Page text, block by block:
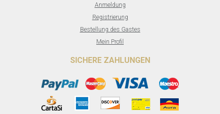
Anmeldung
Registrierung
Bestellung des Gastes
Mein Profil
SICHERE ZAHLUNGEN